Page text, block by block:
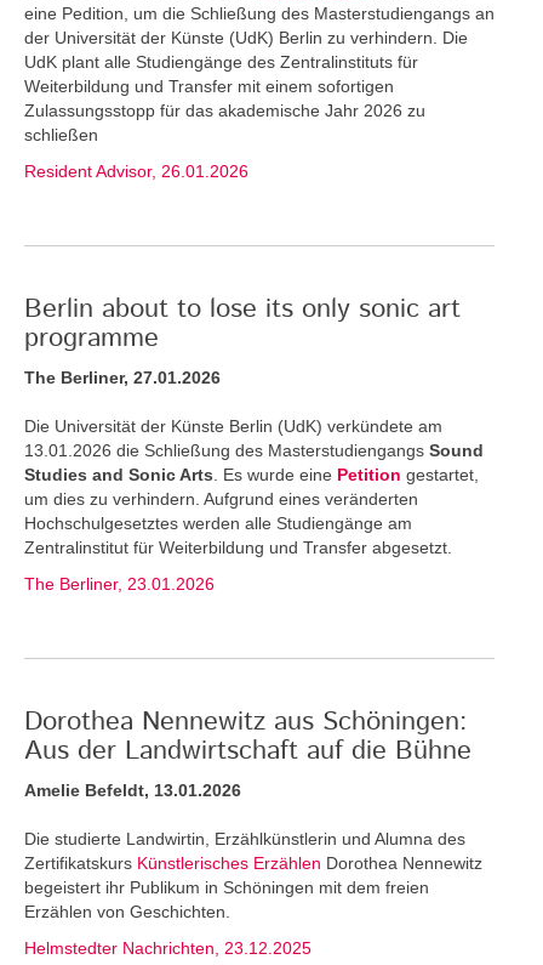
eine Pedition, um die Schließung des Masterstudiengangs an
der Universität der Künste (UdK) Berlin zu verhindern. Die
UdK plant alle Studiengänge des Zentralinstituts für
Weiterbildung und Transfer mit einem sofortigen
Zulassungsstopp für das akademische Jahr 2026 zu
schließen
Resident Advisor, 26.01.2026
Berlin about to lose its only sonic art
programme
The Berliner, 27.01.2026
Die Universität der Künste Berlin (UdK) verkündete am
13.01.2026 die Schließung des Masterstudiengangs Sound
Studies and Sonic Arts . Es wurde eine Petition gestartet,
um dies zu verhindern. Aufgrund eines veränderten
Hochschulgesetztes werden alle Studiengänge am
Zentralinstitut für Weiterbildung und Transfer abgesetzt.
The Berliner, 23.01.2026
Dorothea Nennewitz aus Schöningen:
Aus der Landwirtschaft auf die Bühne
Amelie Befeldt, 13.01.2026
Die studierte Landwirtin, Erzählkünstlerin und Alumna des
Zertifikatskurs Künstlerisches Erzählen Dorothea Nennewitz
begeistert ihr Publikum in Schöningen mit dem freien
Erzählen von Geschichten.
Helmstedter Nachrichten, 23.12.2025